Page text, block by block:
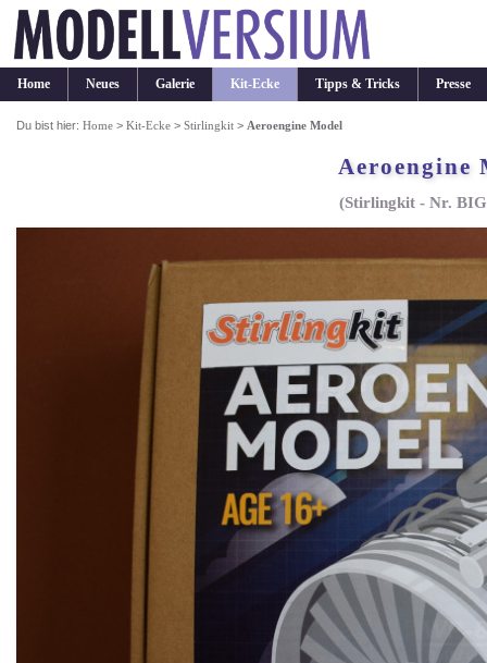
Home Neues Galerie Kit-Ecke Tipps & Tricks Presse
Du bist hier:Home >Kit-Ecke >Stirlingkit > Aeroengine Model
Aeroengine
(Stirlingkit - Nr.